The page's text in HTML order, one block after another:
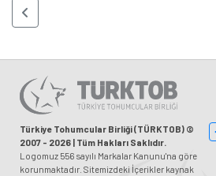
Türkiye Tohumcular Birliği (TÜRKTOB) ©
2007 - 2026 | Tüm Hakları Saklıdır.
Logomuz 556 sayılı Markalar Kanunu'na göre
korunmaktadır. Sitemizdeki İçerikler kaynak